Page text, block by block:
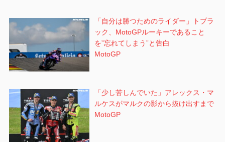
「自分は勝つためのライダー」トプラ
ック、MotoGPルーキーであること
を”忘れてしまう”と告白
MotoGP
「少し苦しんでいた」アレックス・マ
ルケスがマルクの影から抜け出すまで
MotoGP